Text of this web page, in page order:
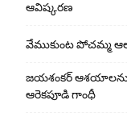
ఆవిష్కరణ
వేముకుంట పోచమ్మ
జయశంకర్
ఆరెక‌పూడి గాంధీ